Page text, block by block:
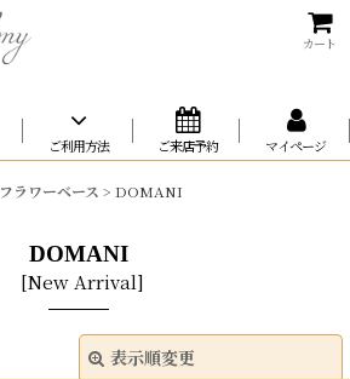
カート
ご利用方法 ご来店予約 マイページ
ラワーベース > DOMANI
DOMANI
[New Arrival]
表示順変更